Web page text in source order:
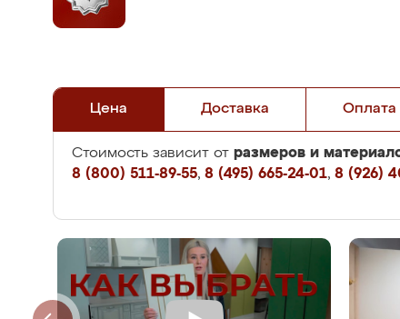
Цена Доставка Оплата
Стоимость зависит от размеров и
8 (800) 511-89-55, 8 (495) 665-24-01, 8 (926)